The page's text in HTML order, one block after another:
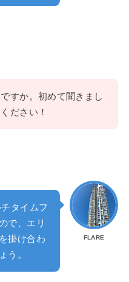
すか。初めて聞きまし
ださい！
FLARE
タイムフ
で、エリ
掛け合わ
う。